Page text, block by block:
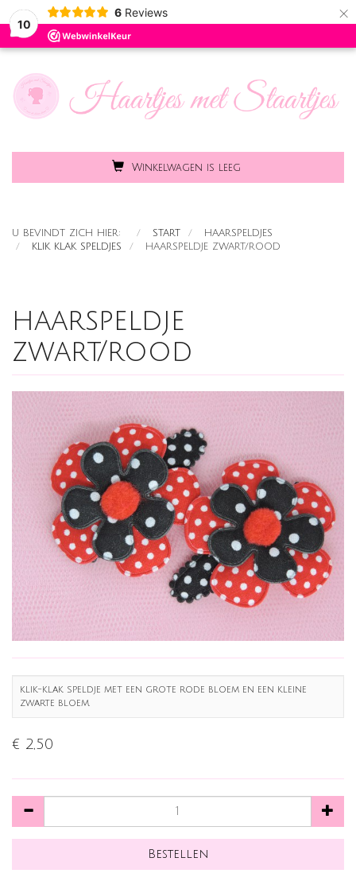
10
6 Reviews ×
Winkelwagen is leeg
Toggle
U BEVINDT ZICH HIER: START
HAARSPELDJES
KLIK KLAK SPELDJES
HAARSPELDJE ZWART/ROOD
haarspeldje
zwart/rood
klik-klak speldje met een grote rode bloem en een kleine
zwarte bloem.
€ 2,50